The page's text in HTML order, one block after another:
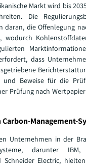
Markt wird bis
Die
daran, die Offenlegung
wodurch
dass
und Beweise für die
Prüfung nach
Management-
Unternehmen in der
Systeme, darunter
Schneider Electric,